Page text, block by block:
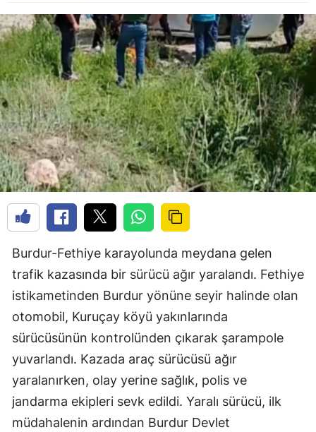
Burdur-Fethiye karayolunda meydana gelen
trafik kazasında bir sürücü ağır yaralandı. Fethiye
istikametinden Burdur yönüne seyir halinde olan
otomobil, Kuruçay köyü yakınlarında
sürücüsünün kontrolünden çıkarak şarampole
yuvarlandı. Kazada araç sürücüsü ağır
yaralanırken, olay yerine sağlık, polis ve
jandarma ekipleri sevk edildi. Yaralı sürücü, ilk
müdahalenin ardından Burdur Devlet